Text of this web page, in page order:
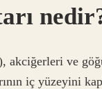
akciğerleri ve
iç yüzeyini